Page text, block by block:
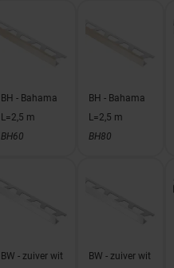
BH - Bahama
L=2,5 m
BH60
BH - Bahama
L=2,5 m
BH80
BW - zuiver wit
BW - zuiver wit